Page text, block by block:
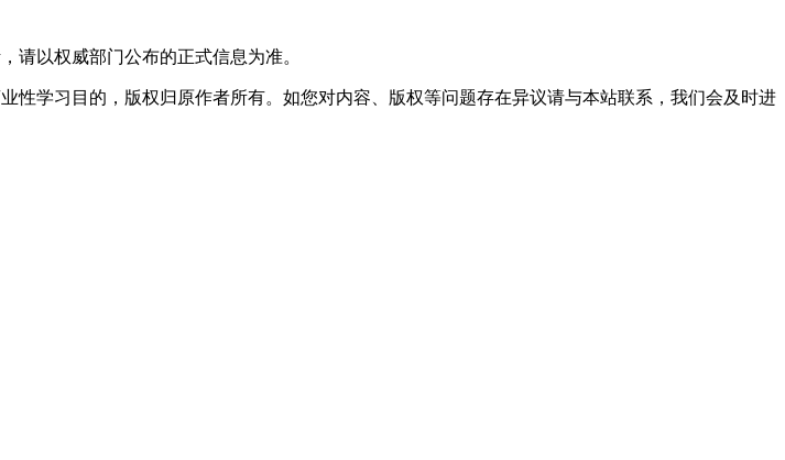
请以权威部门公布的正式信息为准。
性学习目的，版权归原作者所有。如您对内容、版权等问题存在异议请与本站联系，我们会及时进